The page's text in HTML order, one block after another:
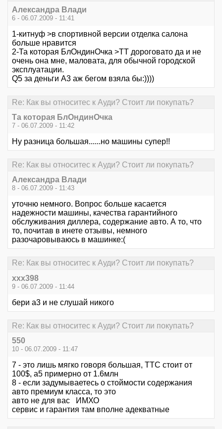
Александра Влади
6 - 06.07.2009 - 11:41
1-китнуф >в спортивной версии отделка салона
больше нравится
2-Та которая БлОндинОчка >ТТ дороговато да и не
очень она мне, маловата, для обычной городской
эксплуатации.
Q5 за деньги А3 аж бегом взяла бы:))))
Re: Как вы относитес к Ауди? Стоит ли покупать?
Та которая БлОндинОчка
7 - 06.07.2009 - 11:42
Ну разница большая......но машины супер!!
Re: Как вы относитес к Ауди? Стоит ли покупать?
Александра Влади
8 - 06.07.2009 - 11:43
уточню немного. Вопрос больше касается
надежности машины, качества гарантийного
обслуживания диллера, содержание авто. А то, что
то, почитав в инете отзывы, немного
разочаровываюсь в машинке:(
Re: Как вы относитес к Ауди? Стоит ли покупать?
xxx398
9 - 06.07.2009 - 11:44
бери а3 и не слушай никого
Re: Как вы относитес к Ауди? Стоит ли покупать?
550
10 - 06.07.2009 - 11:47
7 - это лишь мягко говоря большая, ТТС стоит от
100$, а5 примерно от 1.6млн
8 - если задумываетесь о стоймости содержания
авто премиум класса, то это
авто не для вас ИМХО
сервис и гарантия там вполне адекватные